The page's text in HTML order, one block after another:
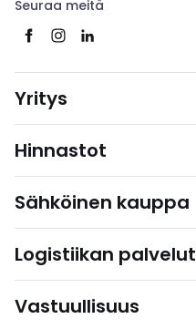
Seuraa meitä
Yritys
Hinnastot
Sähköinen kauppa
Logistiikan palvelut
Vastuullisuus